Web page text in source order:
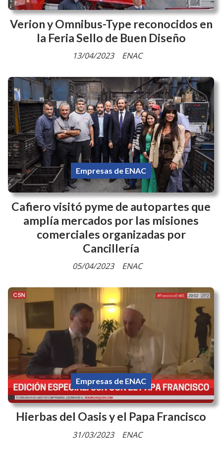
comunicacion
23/06/2023
Verion y Omnibus-Type reconocidos en
la Feria Sello de Buen Diseño
ENAC
Empresas de ENAC
13/04/2023
Cafiero visitó pyme de autopartes que
amplía mercados por las misiones
comerciales organizadas por
Cancillería
ENAC
Empresas de ENAC
05/04/2023